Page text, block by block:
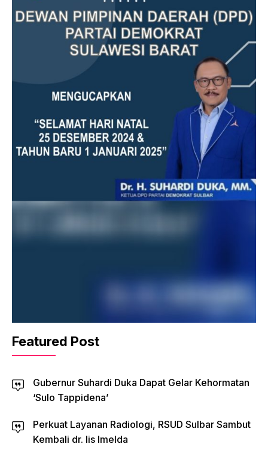
Featured Post
Gubernur Suhardi Duka Dapat Gelar Kehormatan
‘Sulo Tappidena’
Perkuat Layanan Radiologi, RSUD Sulbar Sambut
Kembali dr. Iis Imelda